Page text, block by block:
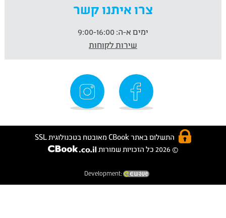
צרו איתנו קשר
ימים א-ה:
שירות לקוחות
התשלום באתר CBook מאובטח בטכנולוגית SSL
© 2026 כל הזכויות שמורות
Development: